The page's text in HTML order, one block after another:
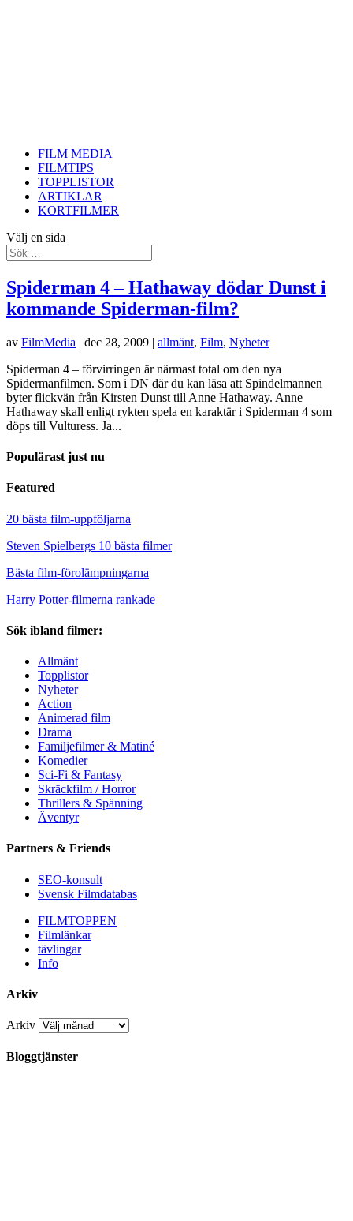
FILM MEDIA
FILMTIPS
TOPPLISTOR
ARTIKLAR
KORTFILMER
Välj en sida
Spiderman 4 – Hathaway dödar Dunst i
kommande Spiderman-film?
av FilmMedia | dec 28, 2009 | allmänt, Film, Nyheter
Spiderman 4 – förvirringen är närmast total om den nya
Spidermanfilmen. Som i DN där du kan läsa att Spindelmannen
byter flickvän från Kirsten Dunst till Anne Hathaway. Anne
Hathaway skall enligt rykten spela en karaktär i Spiderman 4 som
döps till Vulturess. Ja...
Populärast just nu
Featured
20 bästa film-uppföljarna
Steven Spielbergs 10 bästa filmer
Bästa film-förolämpningarna
Harry Potter-filmerna rankade
Sök ibland filmer:
Allmänt
Topplistor
Nyheter
Action
Animerad film
Drama
Familjefilmer & Matiné
Komedier
Sci-Fi & Fantasy
Skräckfilm / Horror
Thrillers & Spänning
Äventyr
Partners & Friends
SEO-konsult
Svensk Filmdatabas
FILMTOPPEN
Filmlänkar
tävlingar
Info
Arkiv
Arkiv
Bloggtjänster